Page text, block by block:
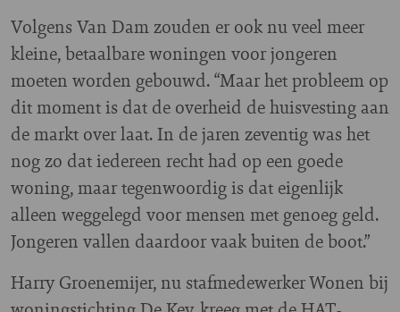
Volgens Van Dam zouden er ook nu veel meer
kleine, betaalbare woningen voor jongeren
moeten worden gebouwd. “Maar het probleem op
dit moment is dat de overheid de huisvesting aan
de markt over laat. In de jaren zeventig was het
nog zo dat iedereen recht had op een goede
woning, maar tegenwoordig is dat eigenlijk
alleen weggelegd voor mensen met genoeg geld.
Jongeren vallen daardoor vaak buiten de boot.”
Harry Groenemijer, nu stafmedewerker Wonen bij